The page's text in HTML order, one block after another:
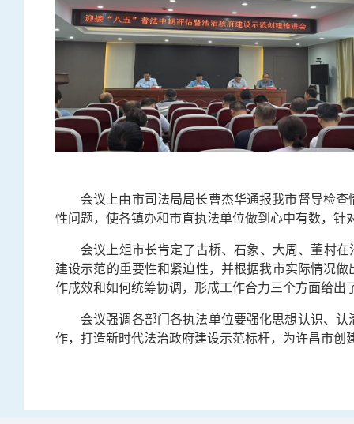
会议上由市司法局局长曹杰华通报我市督导检
性问题，使各镇办和市直执法单位做到心中有数，针
会议上俎市长肯定了古桥、石象、大周、董村
建设示范的重要性和紧迫性，并根据我市实际情况
作成效和如何统筹协调，形成工作合力三个方面给出
会议强调各部门各执法单位要强化思想认识、
作，打造新时代法治政府建设示范标杆，为许昌市创